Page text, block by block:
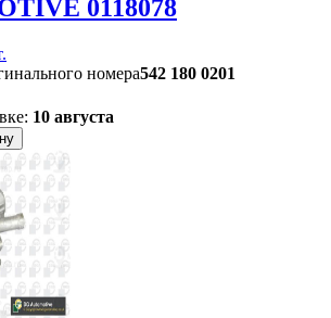
0118078
номера542 180 0201
10 августа